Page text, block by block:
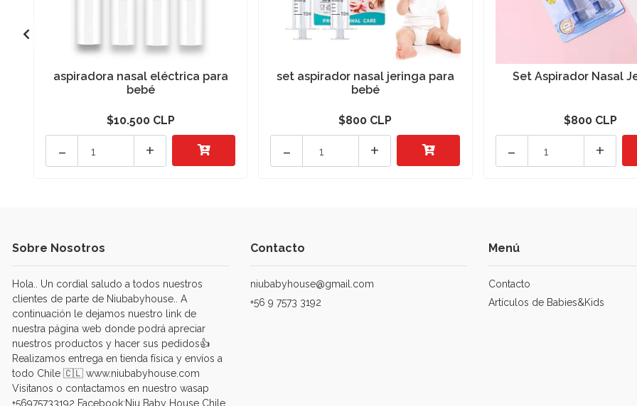
aspiradora nasal eléctrica para
bebé
$10.500 CLP
+
-
set aspirador nasal jeringa para
bebé
$800 CLP
+
-
Set Aspirador Nasal
$800 CLP
+
-
Sobre Nosotros
Hola.. Un cordial saludo a todos nuestros
clientes de parte de Niubabyhouse.. A
continuación le dejamos nuestro link de
nuestra página web donde podrá apreciar
nuestros productos y hacer sus pedidos👍
Realizamos entrega en tienda física y envíos a
todo Chile 🇨🇱 www.niubabyhouse.com
Visitanos o contactamos en nuestro wasap
+56975733192 Facebook:Niu Baby House Chile
Contacto
niubabyhouse@gmail.com
+56 9 7573 3192
Menú
Contacto
Artículos de Babies&Kids